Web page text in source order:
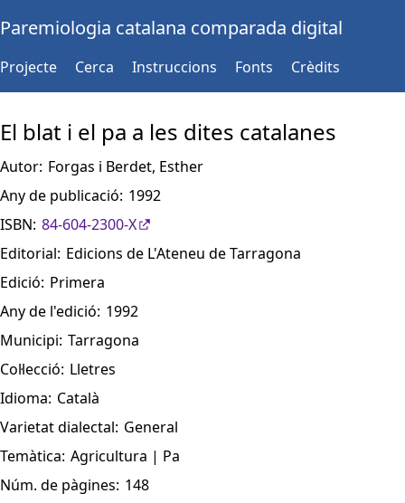
Paremiologia catalana comparada digital
Projecte Cerca Instruccions Fonts Crèdits
El blat i el pa a les dites catalanes
Autor: Forgas i Berdet, Esther
Any de publicació: 1992
ISBN: 84-604-2300-X
Editorial: Edicions de L'Ateneu de Tarragona
Edició: Primera
Any de l'edició: 1992
Municipi: Tarragona
Col·lecció: Lletres
Idioma: Català
Varietat dialectal: General
Temàtica: Agricultura | Pa
Núm. de pàgines: 148